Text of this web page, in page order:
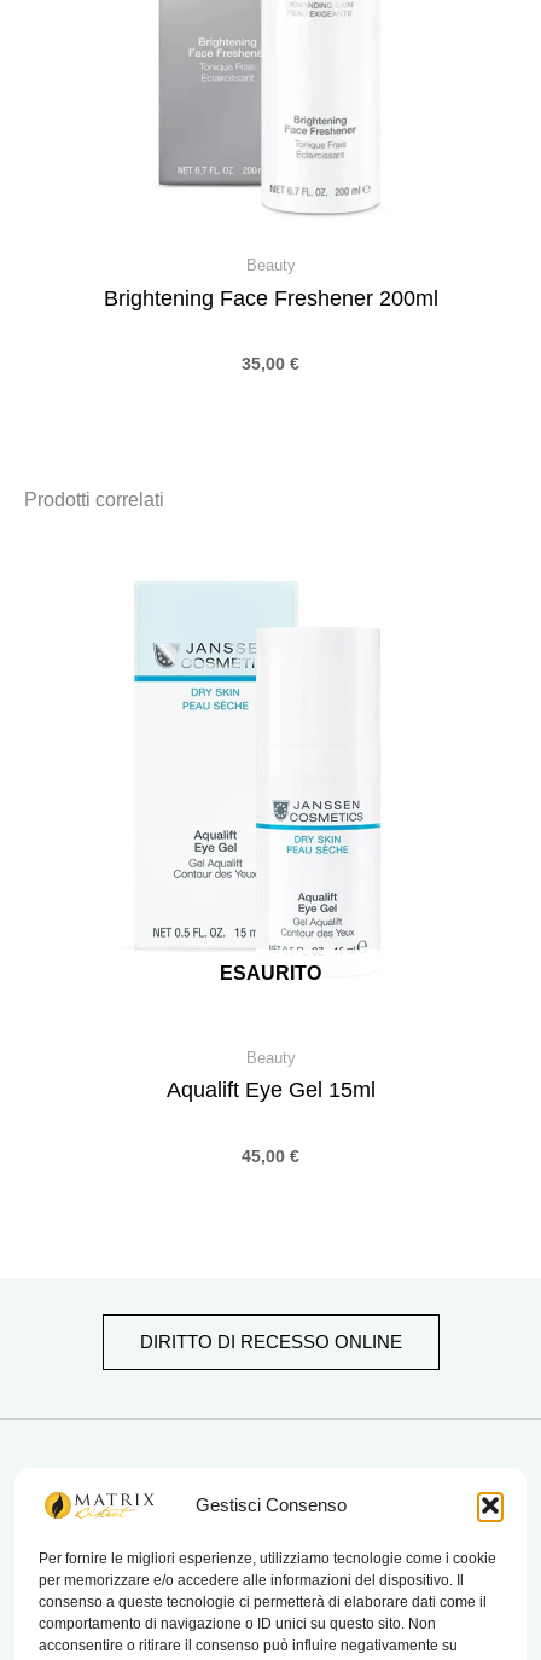
Gestisci Consenso
Per fornire le migliori esperienze, utilizziamo tecnologie come i cookie
per memorizzare e/o accedere alle informazioni del dispositivo. Il
consenso a queste tecnologie ci permetterà di elaborare dati come il
comportamento di navigazione o ID unici su questo sito. Non
acconsentire o ritirare il consenso può influire negativamente su
Beauty
Brightening Face Freshener 200ml
35,00 €
Prodotti correlati
ESAURITO
Beauty
Aqualift Eye Gel 15ml
45,00 €
DIRITTO DI RECESSO ONLINE
matrix bistrot
Chi Siamo
Contatti